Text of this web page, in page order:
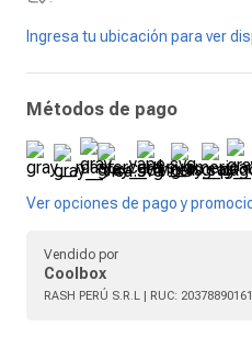
Ingresa tu ubicación para ver
Métodos de pago
Ver opciones de pago y
Vendido por
Coolbox
RASH PERÚ S.R.L | RUC: 20378890161